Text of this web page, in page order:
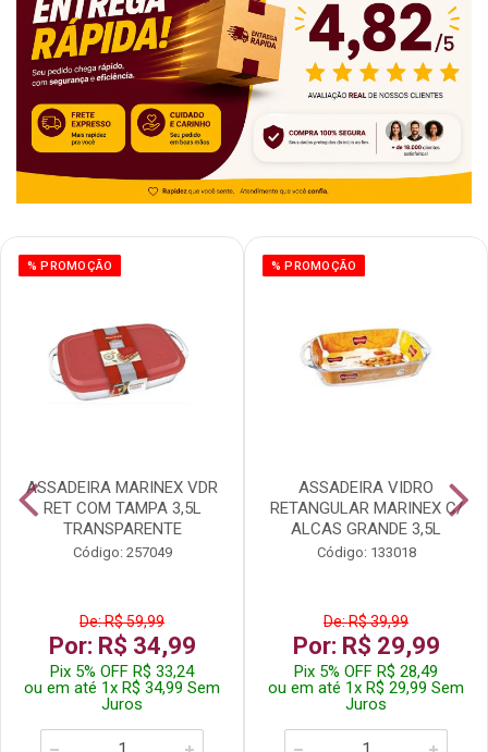
% PROMOÇÃO
ASSADEIRA MARINEX VDR
RET COM TAMPA 3,5L
TRANSPARENTE
Código: 257049
De: R$ 59,99
Por: R$ 34,99
Pix 5% OFF R$ 33,24
ou em até 1x R$ 34,99 Sem
Juros
% PROMOÇÃO
ASSADEIRA VIDRO
RETANGULAR MARINEX C/
ALCAS GRANDE 3,5L
Código: 133018
De: R$ 39,99
Por: R$ 29,99
Pix 5% OFF R$ 28,49
ou em até 1x R$ 29,99 Sem
Juros